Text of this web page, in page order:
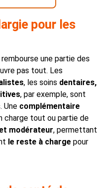
pour les
une partie des
pas tout. Les
, les soins dentaires,
, par exemple, sont
Une complémentaire
charge tout ou partie de
modérateur, permettant
le reste à charge pour